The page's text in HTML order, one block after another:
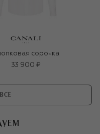
сорочка
33 900 ₽